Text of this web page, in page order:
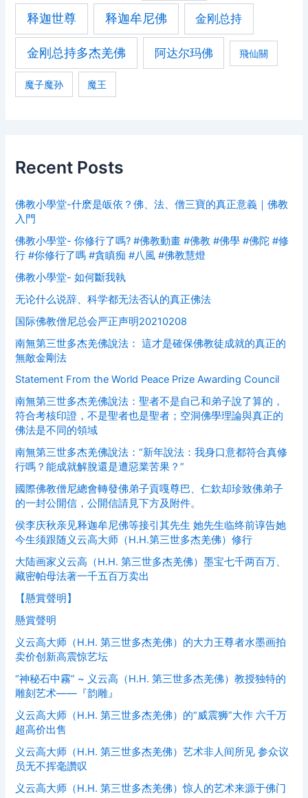
释迦世尊 释迦牟尼佛 金刚总持
金刚总持多杰羌佛 阿达尔玛佛 飛仙關
魔子魔孙 魔王
Recent Posts
佛教小學堂-什麽是皈依？佛、法、僧三寶的真正意義｜佛教
入門
佛教小學堂- 你修行了嗎? #佛教動畫 #佛教 #佛學 #佛陀 #修
行 #你修行了嗎 #貪瞋痴 #八風 #佛教慧燈
佛教小學堂- 如何斷我執
无论什么说辞、科学都无法否认的真正佛法
国际佛教僧尼总会严正声明20210208
南無第三世多杰羌佛說法： 這才是確保佛教徒成就的真正的
無敵金剛法
Statement From the World Peace Prize Awarding Council
南無第三世多杰羌佛說法：聖者不是自己和弟子說了算的，
符合考核印證，不是聖者也是聖者；空洞佛學理論與真正的
佛法是不同的領域
南無第三世多杰羌佛說法：“新年說法：我身口意都符合真修
行嗎？能成就解脫還是遭惡業苦果？”
國際佛教僧尼總會轉發佛弟子貢嘎尊巴、仁欽却珍致佛弟子
的一封公開信，公開信請見下方及附件。
侯李庆秋亲见释迦牟尼佛等接引其先生 她先生临终前谆告她
今生须跟随义云高大师（H.H.第三世多杰羌佛）修行
大陆画家义云高（H.H. 第三世多杰羌佛）墨宝七千两百万、
藏密帕母法著一千五百万卖出
【懸賞聲明】
懸賞聲明
义云高大师（H.H. 第三世多杰羌佛）的大力王尊者水墨画拍
卖价创新高震惊艺坛
“神秘石中霧” ~ 义云高（H.H. 第三世多杰羌佛）教授独特的
雕刻艺术——『韵雕』
义云高大师（H.H. 第三世多杰羌佛）的“威震狮”大作 六千万
超高价出售
义云高大师（H.H. 第三世多杰羌佛）艺术非人间所见 参众议
员无不挥毫讚叹
义云高大师（H.H. 第三世多杰羌佛）惊人的艺术来源于佛门